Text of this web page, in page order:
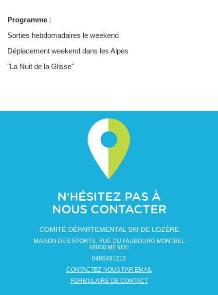
Programme :
Sorties hebdomadaires le weekend
Déplacement weekend dans les Alpes
"La Nuit de la Glisse"
N'HÉSITEZ PAS À
NOUS CONTACTER
COMITÉ DÉPARTEMENTAL SKI DE LOZÈRE
MAISON DES SPORTS, RUE DU FAUBOURG MONTBEL
48000 MENDE
0466491212
CONTACTEZ-NOUS PAR EMAIL
FORMULAIRE DE CONTACT